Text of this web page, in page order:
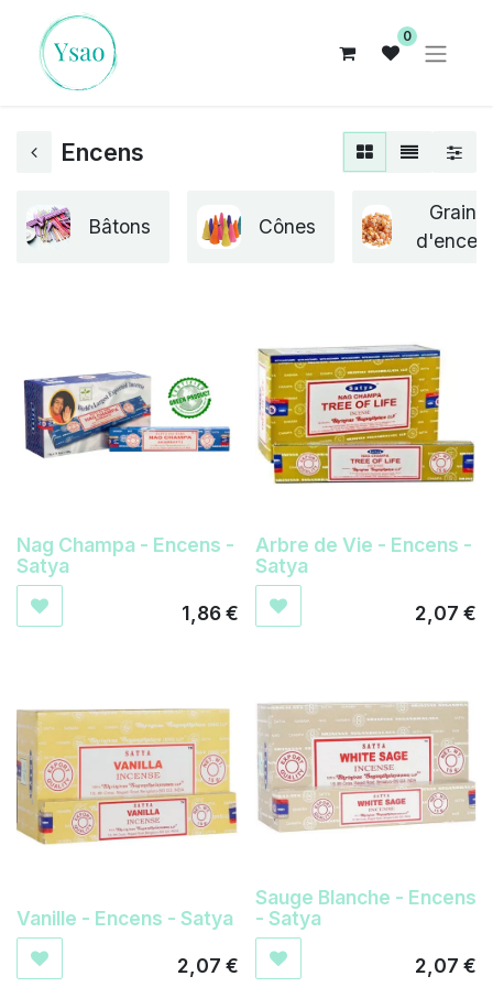
0
Encens
Bâtons Cônes
Grains
Nag Champa - Encens -
Satya
1,86€
Arbre de Vie - Encens -
Satya
2,07 €
Vanille - Encens - Satya
2,07 €
Sauge Blanche - Encens
- Satya
2,07 €